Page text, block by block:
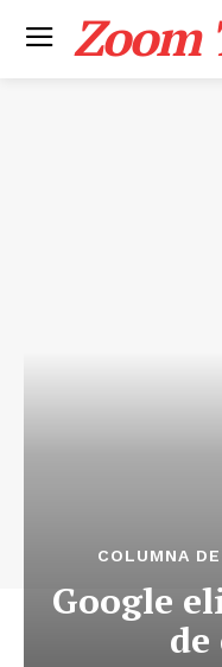
Zoom
COLUMNA
Google